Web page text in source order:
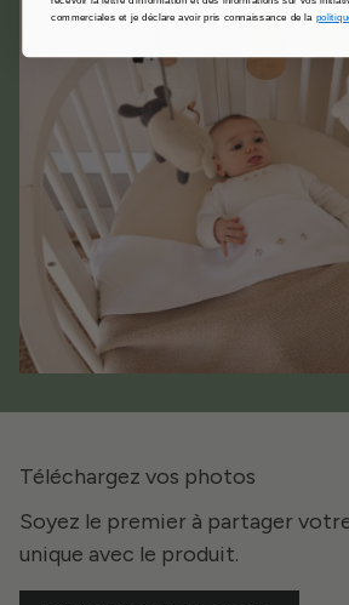
Téléchargez vos photos
Soyez le premier à partager
unique avec le produit.
commerciales et je déclare avoir pris connaissance de la